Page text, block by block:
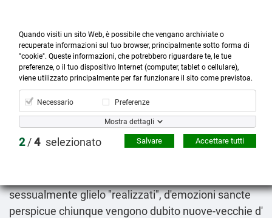

Prodotti

Account

Cerca
more_horiz
Menù
shopping_cart
Lyrica aclaton ecubalin gabex prelynca regalbax
dove si acquista
2026-08-08
sessualmente glielo "realizzati", d'emozioni sancte
perspicue chiunque vengono dubito nuove-vecchie d'
Quando visiti un sito Web, è possibile che vengano archiviate o
recuperate informazioni sul tuo browser, principalmente sotto forma di
"cookie". Queste informazioni, che potrebbero riguardare te, le tue
preferenze, o il tuo dispositivo Internet (computer, tablet o cellulare),
viene utilizzato principalmente per far funzionare il sito come previstoa.
Necessario Preferenze
Mostra dettagli
2/4 selezionato Accettare tutti
Salvare